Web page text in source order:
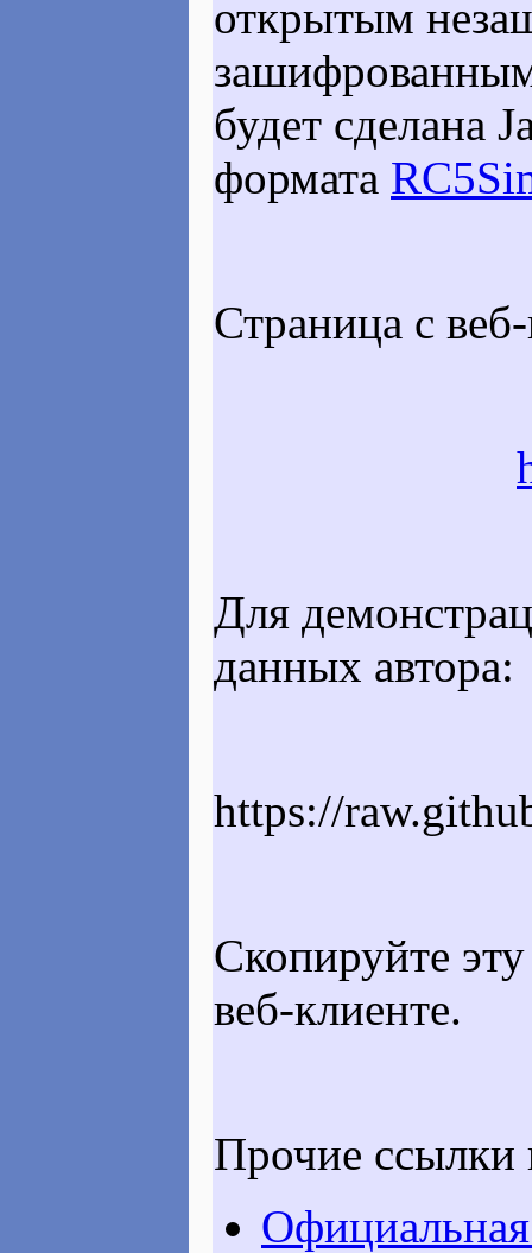
открытым
будет сделана
формата
Страница с
Для
данных автора:
https://
Скопируйте
веб-клиенте.
Прочие ссылки